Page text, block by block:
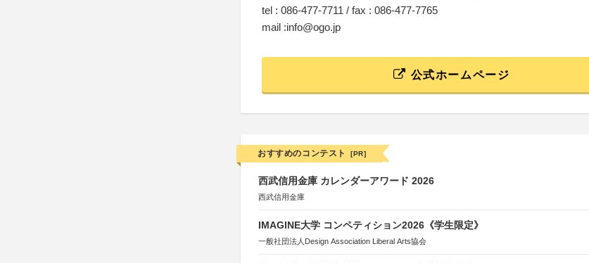
tel : 086-477-7711 / fax : 086-477-7765
mail :info@ogo.jp
公式ホームページ
おすすめのコンテスト [PR]
西武信用金庫 カレンダーアワード 2026
西武信用金庫
IMAGINE大学 コンペティション2026《学生限定》
一般社団法人Design Association Liberal Arts協会